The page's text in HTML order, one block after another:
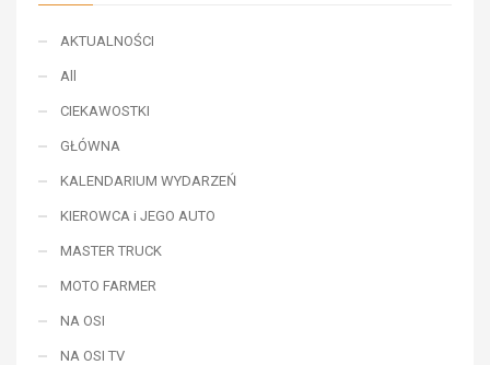
AKTUALNOŚCI
All
CIEKAWOSTKI
GŁÓWNA
KALENDARIUM WYDARZEŃ
KIEROWCA i JEGO AUTO
MASTER TRUCK
MOTO FARMER
NA OSI
NA OSI TV